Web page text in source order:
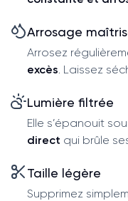
Arrosage
Arrosez
excès . Laissez
Lumière filtrée
Elle s’épanouit
direct qui brûle
Taille légère
Supprimez